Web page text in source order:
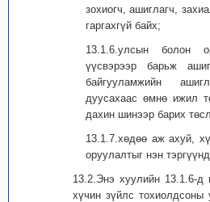
зохиогч, ашиглагч,
гаргахгүй байх;
13.1.6.улсын болон
үүсвэрээр барьж
байгууламжийн
дуусахаас өмнө ижил
дахин шинээр барих
13.1.7.хөдөө аж ахуй,
оруулалтыг нэн
13.2.Энэ хуулийн 13.1.6-д
хүчин зүйлс тохиолдсоны